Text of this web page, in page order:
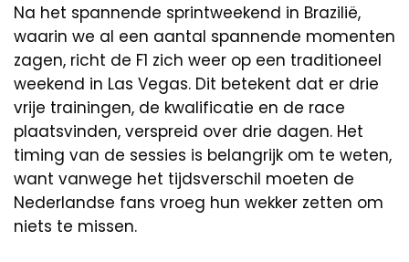
Na het spannende sprintweekend in Brazilië,
waarin we al een aantal spannende momenten
zagen, richt de F1 zich weer op een traditioneel
weekend in Las Vegas. Dit betekent dat er drie
vrije trainingen, de kwalificatie en de race
plaatsvinden, verspreid over drie dagen. Het
timing van de sessies is belangrijk om te weten,
want vanwege het tijdsverschil moeten de
Nederlandse fans vroeg hun wekker zetten om
niets te missen.